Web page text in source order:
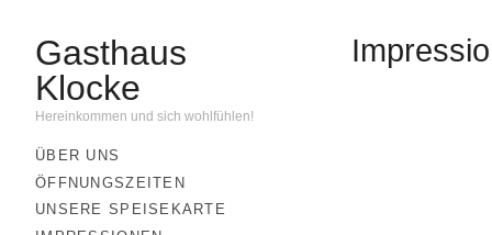
Gasthaus
Klocke
Hereinkommen und sich wohlfühlen!
ÜBER UNS
ÖFFNUNGSZEITEN
UNSERE SPEISEKARTE